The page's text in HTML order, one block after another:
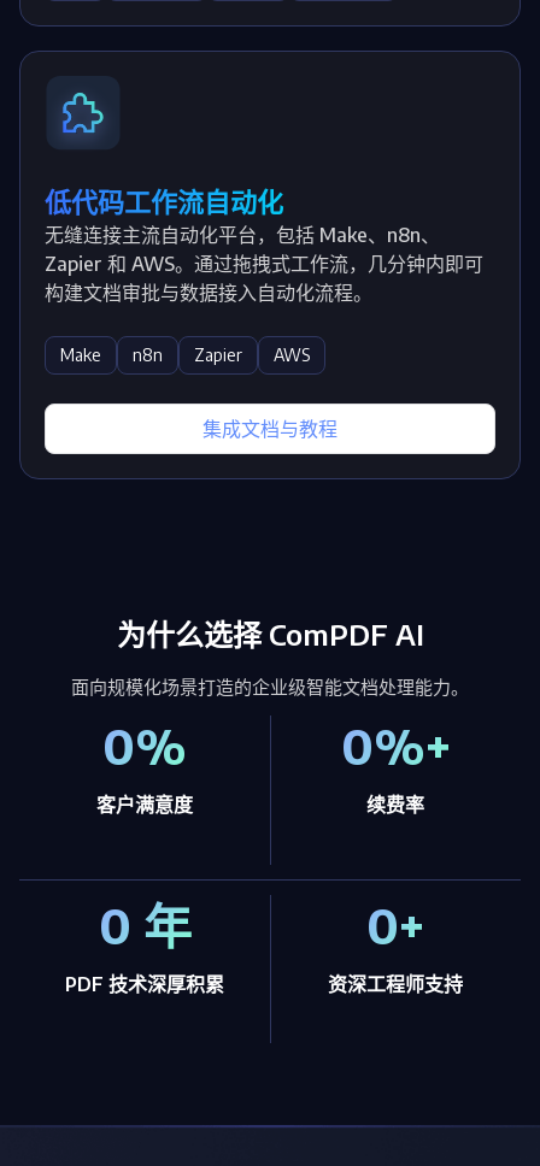
低代码工作流自动化
无缝连接主流自动化平台，包括 Make、n8n、
Zapier 和 AWS。通过拖拽式工作流，几分钟内即可
构建文档审批与数据接入自动化流程。
Make n8n Zapier AWS
集成文档与教程
为什么选择 ComPDF AI
面向规模化场景打造的企业级智能文档处理能力。
0%
98%
客户满意度
0%+
95%+
续费率
0 年
15 年
PDF 技术深厚积累
0+
30+
资深工程师支持